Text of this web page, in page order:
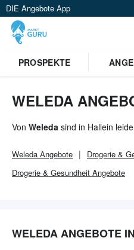
DIE Angebote App
PROSPEKTE
WELEDA
Von Weleda sind in Hallein
Weleda Angebote Drogerie &
Drogerie & Gesundheit Angebote
WELEDA ANGEBOTE